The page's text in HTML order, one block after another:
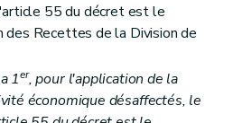
55 du décret est le
des Recettes de la Division de
1er, pour l'application de la
économique désaffectés, le